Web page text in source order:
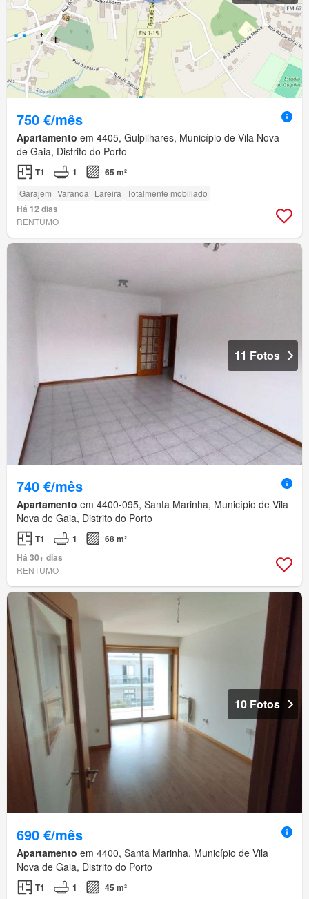
750 €/mês
Apartamento em 4405, Gulpilhares, Município de Vila Nova
de Gaia, Distrito do Porto
T1 1 65 m²
Garajem Varanda Lareira Totalmente mobiliado
Há 12 dias
RENTUMO
11 Fotos
740 €/mês
Apartamento em 4400-095, Santa Marinha, Município de Vila
Nova de Gaia, Distrito do Porto
T1 1
68 m²
Há 30+ dias
RENTUMO
10 Fotos
690 €/mês
Apartamento em 4400, Santa Marinha, Município de Vila
Nova de Gaia, Distrito do Porto
T1 1
45 m²